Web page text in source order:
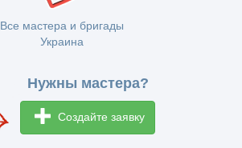
Все мастера и бригады
Украина
Нужны мастера?
Создайте заявку